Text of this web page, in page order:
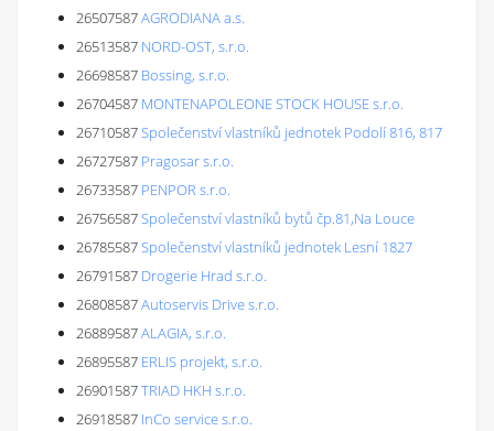
26507587AGRODIANA a.s.
26513587 NORD-OST, s.r.o.
26698587 Bossing, s.r.o.
26704587 MONTENAPOLEONE STOCK HOUSE s.r.o.
26710587Společenství vlastníků jednotek Podolí 816, 817
26727587 Pragosar s.r.o.
26733587 PENPOR s.r.o.
26756587Společenství vlastníků bytů čp.81,Na Louce
26785587Společenství vlastníků jednotek Lesní 1827
26791587 Drogerie Hrad s.r.o.
26808587Autoservis Drive s.r.o.
26889587ALAGIA, s.r.o.
26895587 ERLIS projekt, s.r.o.
26901587TRIAD HKH s.r.o.
26918587 InCo service s.r.o.